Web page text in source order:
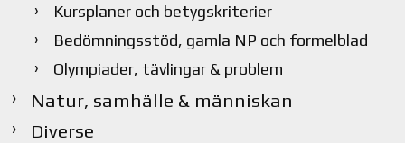
Kursplaner och betygskriterier
Bedömningsstöd, gamla NP och formelblad
Olympiader, tävlingar & problem
Natur, samhälle & människan
Diverse